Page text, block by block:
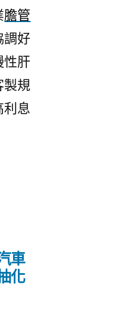
膽管
調好
性肝
製規
利息
車
化